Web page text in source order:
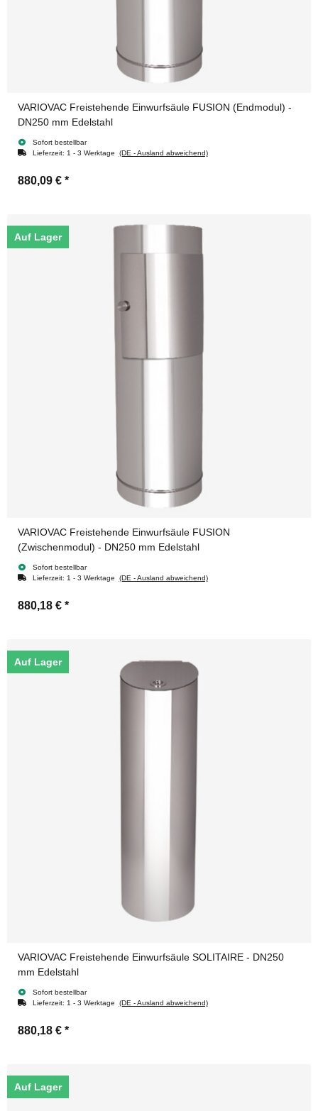
VARIOVAC Freistehende Einwurfsäule FUSION (Endmodul) -
DN250 mm Edelstahl
Sofort bestellbar
Lieferzeit: 1 - 3 Werktage (DE - Ausland abweichend)
880,09 € *
Auf Lager
VARIOVAC Freistehende Einwurfsäule FUSION
(Zwischenmodul) - DN250 mm Edelstahl
Sofort bestellbar
Lieferzeit: 1 - 3 Werktage (DE - Ausland abweichend)
880,18 € *
Auf Lager
VARIOVAC Freistehende Einwurfsäule SOLITAIRE - DN250
mm Edelstahl
Sofort bestellbar
Lieferzeit: 1 - 3 Werktage (DE - Ausland abweichend)
880,18 € *
Auf Lager